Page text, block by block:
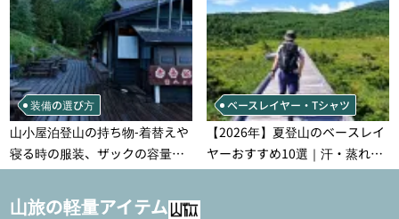
装備の選び方
山小屋泊登山の持ち物‐着替えや
寝る時の服装、ザックの容量な
どを徹底紹介！1泊2日、2泊3日
用のリスト付き
ベースレイヤー・Tシャツ
【2026年】夏登山のベースレイ
ヤーおすすめ10選｜汗・蒸れ・
汗冷え対策に効く選び方
山旅の軽量アイテム